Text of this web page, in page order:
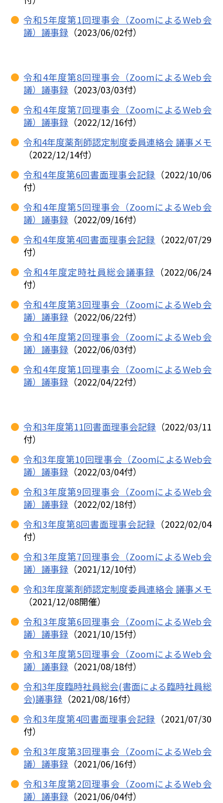
令和5年度第1回理事会（ZoomによるWeb会
議）議事録 （2023/06/02付）
令和4年度第8回理事会（ZoomによるWeb会
議）議事録 （2023/03/03付）
令和4年度第7回理事会（ZoomによるWeb会
議）議事録 （2022/12/16付）
令和4年度薬剤師認定制度委員連絡会 議事メモ
（2022/12/14付）
令和4年度第6回書面理事会記録 （2022/10/06
付）
令和4年度第5回理事会（ZoomによるWeb会
議）議事録 （2022/09/16付）
令和4年度第4回書面理事会記録 （2022/07/29
付）
令和4年度定時社員総会議事録 （2022/06/24
付）
令和4年度第3回理事会（ZoomによるWeb会
議）議事録 （2022/06/22付）
令和4年度第2回理事会（ZoomによるWeb会
議）議事録 （2022/06/03付）
令和4年度第1回理事会（ZoomによるWeb会
議）議事録 （2022/04/22付）
令和3年度第11回書面理事会記録 （2022/03/11
付）
令和3年度第10回理事会（ZoomによるWeb会
議）議事録 （2022/03/04付）
令和3年度第9回理事会（ZoomによるWeb会
議）議事録 （2022/02/18付）
令和3年度第8回書面理事会記録 （2022/02/04
付）
令和3年度第7回理事会（ZoomによるWeb会
議）議事録 （2021/12/10付）
令和3年度薬剤師認定制度委員連絡会 議事メモ
（2021/12/08開催）
令和3年度第6回理事会（ZoomによるWeb会
議）議事録 （2021/10/15付）
令和3年度第5回理事会（ZoomによるWeb会
議）議事録 （2021/08/18付）
令和3年度臨時社員総会(書面による臨時社員総
会)議事録 （2021/08/16付）
令和3年度第4回書面理事会記録 （2021/07/30
付）
令和3年度第3回理事会（ZoomによるWeb会
議）議事録 （2021/06/16付）
令和3年度第2回理事会（ZoomによるWeb会
議）議事録 （2021/06/04付）